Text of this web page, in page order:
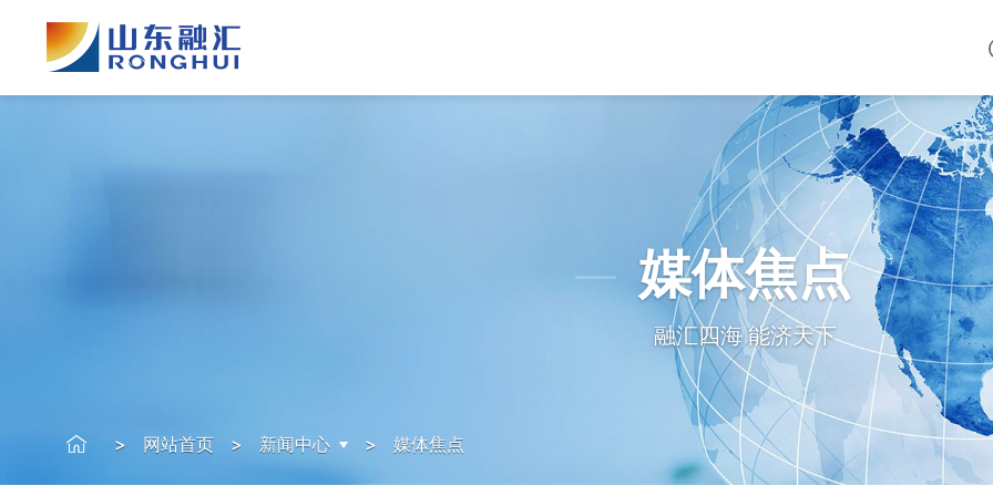
媒体焦点
融汇四海 能济天下
> 网站首页 > 新闻中心 > 媒体焦点